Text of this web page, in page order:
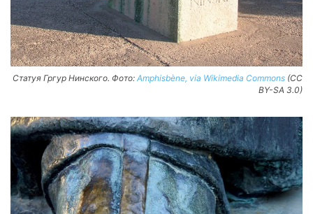
Статуя Гргур Нинского. Фото: Amphisbène, via Wikimedia Commons (CC
BY-SA 3.0)